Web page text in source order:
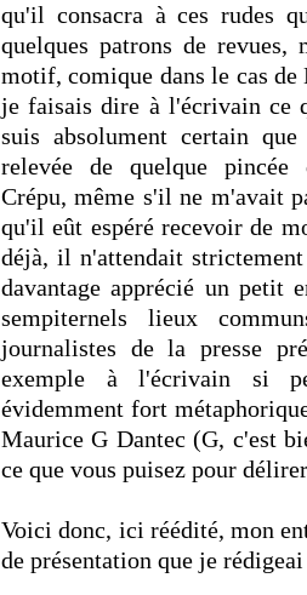
qu'il consacra à ces rudes
quelques patrons de revues,
motif, comique dans le cas
je faisais dire à l'écrivain ce
suis absolument certain
relevée de quelque pincée
Crépu, même s'il ne m'avait
qu'il eût espéré recevoir de
déjà, il n'attendait
davantage apprécié un petit
sempiternels lieux
journalistes de la presse
exemple à l'écrivain si
évidemment fort
Maurice G Dantec (G, c'est
ce que vous puisez pour
Voici donc, ici réédité, mon
de présentation que je